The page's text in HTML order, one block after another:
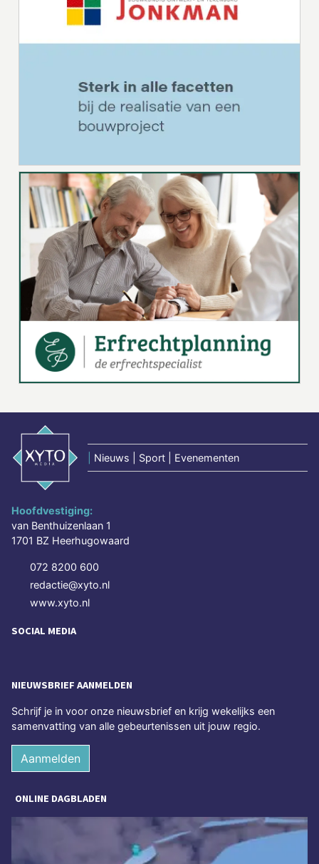
Nieuws | Sport | Evenementen
Hoofdvestiging:
van Benthuizenlaan 1
1701 BZ Heerhugowaard
072 8200 600
redactie@xyto.nl
www.xyto.nl
SOCIAL MEDIA
NIEUWSBRIEF AANMELDEN
Schrijf je in voor onze nieuwsbrief en krijg wekelijks een
samenvatting van alle gebeurtenissen uit jouw regio.
Aanmelden
ONLINE DAGBLADEN